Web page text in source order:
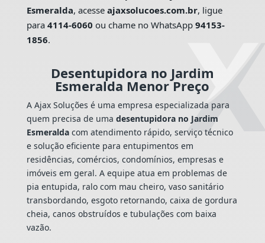
Esmeralda, acesse ajaxsolucoes.com.br, ligue
para 4114-6060 ou chame no WhatsApp 94153-
1856.
Desentupidora no Jardim
Esmeralda Menor Preço
A Ajax Soluções é uma empresa especializada para
quem precisa de uma desentupidora no Jardim
Esmeraldacom atendimento rápido, serviço técnico
e solução eficiente para entupimentos em
residências, comércios, condomínios, empresas e
imóveis em geral. A equipe atua em problemas de
pia entupida, ralo com mau cheiro, vaso sanitário
transbordando, esgoto retornando, caixa de gordura
cheia, canos obstruídos e tubulações com baixa
vazão.